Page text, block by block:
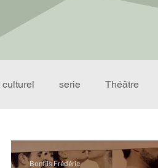
culturel serie Théâtre
Bonfils Frédéric